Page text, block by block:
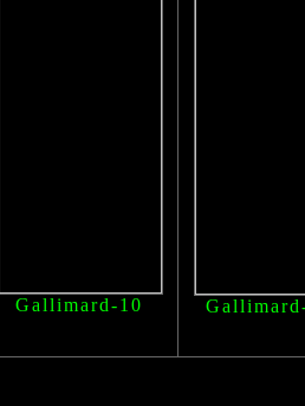
Gallimard-10